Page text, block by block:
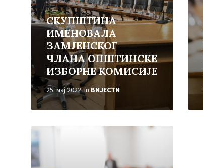
СКУПШТИНА
ИМЕНОВАЛА
ЗАМЈЕНСКОГ
ЧЛАНА ОПШТИНСКЕ
ИЗБОРНЕ КОМИСИЈЕ
25. мај 2022.in ВИЈЕСТИ
Read
More